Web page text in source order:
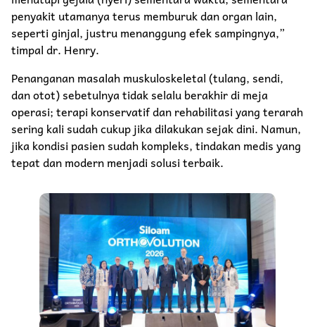
penyakit utamanya terus memburuk dan organ lain,
seperti ginjal, justru menanggung efek sampingnya,”
timpal dr. Henry.
Penanganan masalah muskuloskeletal (tulang, sendi,
dan otot) sebetulnya tidak selalu berakhir di meja
operasi; terapi konservatif dan rehabilitasi yang terarah
sering kali sudah cukup jika dilakukan sejak dini. Namun,
jika kondisi pasien sudah kompleks, tindakan medis yang
tepat dan modern menjadi solusi terbaik.